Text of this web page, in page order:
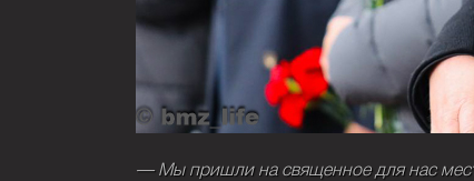
— Мы пришли на священное для нас